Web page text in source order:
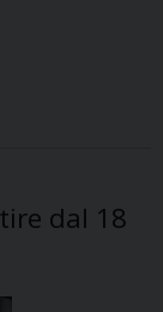
dal 18